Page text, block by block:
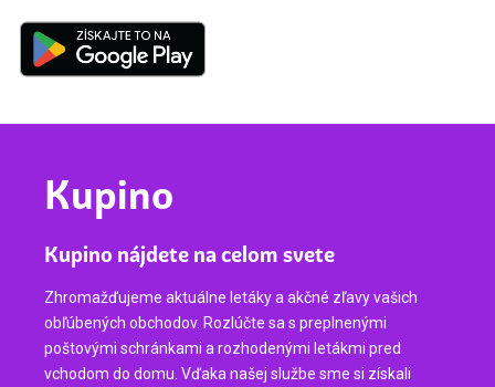
Kupino
Kupino nájdete na celom svete
Zhromažďujeme aktuálne letáky a akčné zľavy vašich
obľúbených obchodov. Rozlúčte sa s preplnenými
poštovými schránkami a rozhodenými letákmi pred
vchodom do domu. Vďaka našej službe sme si získali